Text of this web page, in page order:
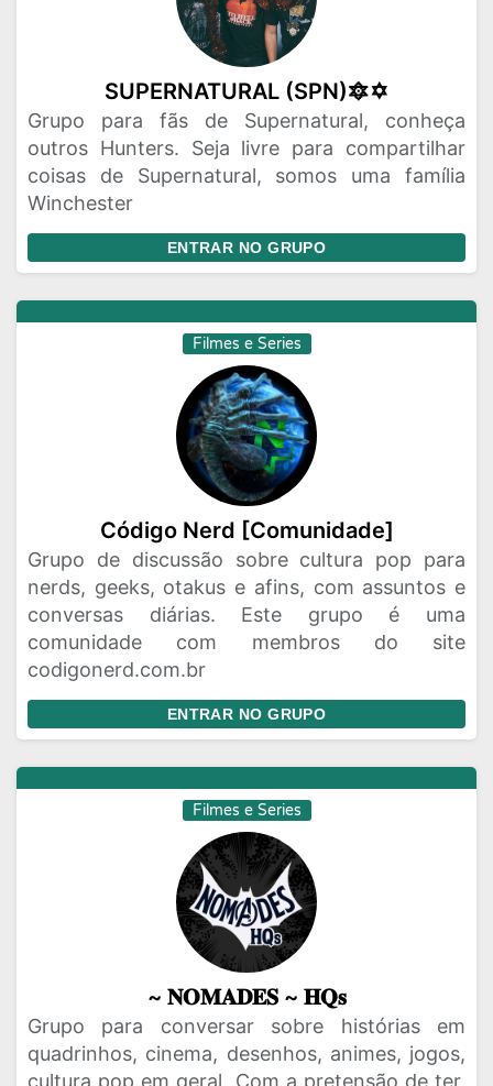
SUPERNATURAL (SPN)🔯✡️
Grupo para fãs de Supernatural, conheça
outros Hunters. Seja livre para compartilhar
coisas de Supernatural, somos uma família
Winchester
ENTRAR NO GRUPO
Filmes e Series
Código Nerd [Comunidade]
Grupo de discussão sobre cultura pop para
nerds, geeks, otakus e afins, com assuntos e
conversas diárias. Este grupo é uma
comunidade com membros do site
codigonerd.com.br
ENTRAR NO GRUPO
Filmes e Series
~ 𝐍𝐎𝐌𝐀𝐃𝐄𝐒 ~ 𝐇𝐐𝐬
Grupo para conversar sobre histórias em
quadrinhos, cinema, desenhos, animes, jogos,
cultura pop em geral. Com a pretensão de ter,